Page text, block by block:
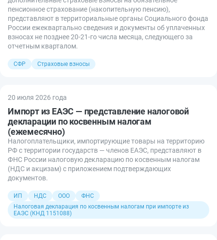
пенсионное страхование (накопительную пенсию),
представляют в территориальные органы Социального фонда
России ежеквартально сведения и документы об уплаченных
взносах не позднее 20-21-го числа месяца, следующего за
отчетным кварталом.
СФР Страховые взносы
20 июля 2026 года
Импорт из ЕАЭС — представление налоговой
декларации по косвенным налогам
(ежемесячно)
Налогоплательщики, импортирующие товары на территорию
РФ с территории государств — членов ЕАЭС, представляют в
ФНС России налоговую декларацию по косвенным налогам
(НДС и акцизам) с приложением подтверждающих
документов.
ИП НДС ООО
ФНС
Налоговая декларация по косвенным налогам при импорте из
ЕАЭС (КНД 1151088)